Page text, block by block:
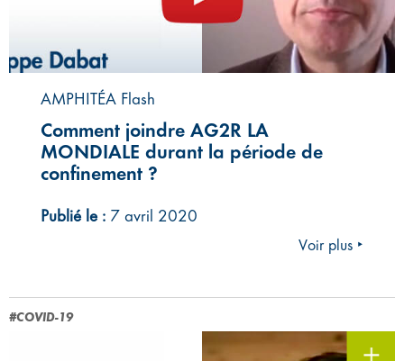
AMPHITÉA Flash
Comment joindre AG2R LA
MONDIALE durant la période de
confinement ?
Publié le : 7 avril 2020
Voir plus ‣
#COVID-19